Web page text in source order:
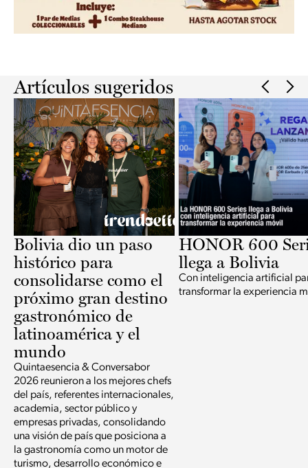
Artículos sugeridos
Bolivia dio un paso
histórico para
consolidarse como el
próximo gran destino
gastronómico de
latinoamérica y el
mundo
Quintaesencia & Conversabor
2026 reunieron a los mejores chefs
del país, referentes internacionales,
academia, sector público y
empresas privadas, consolidando
una visión de país que posiciona a
la gastronomía como un motor de
turismo, desarrollo económico e
HONOR 600
llega a Bolivia
Con inteligencia artificial
transformar la experiencia